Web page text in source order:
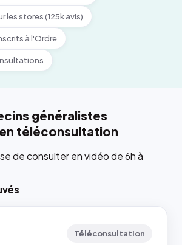
les stores (125k avis)
à l'Ordre
généralistes
téléconsultation
de consulter en vidéo de 6h à
Téléconsultation